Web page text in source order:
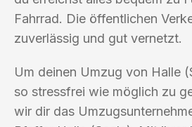
Fahrrad. Die öffentlichen
zuverlässig und gut vernetzt.
Um deinen Umzug von Halle
so stressfrei wie möglich zu
wir dir das